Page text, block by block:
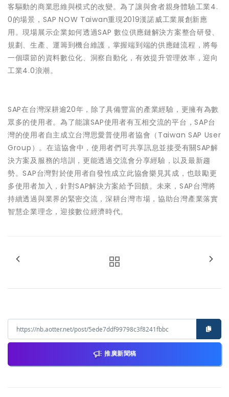
客驅動的商業思維與模式的改變。為了讓與會者親身體驗工業4.
0的場景，SAP NOW Taiwan重現2019漢諾威工業展創新應
用。現場展示企業如何透過SAP 數位供應鏈解決方案整合研發、
規劃、生產、運籌到機台維護，掌握端到端的供應鏈流程，將每
一個環節的資料數位化、洞察自動化，有效提升管理效率，迎向
工業4.0浪潮。
SAP在台灣深耕逾20年，除了具備豐富的產業經驗，更擁有為數
眾多的使用者。為了能讓SAP使用者有互相交流的平台，SAP台
灣的使用者自主成立台灣思愛普使用者協會（Taiwan SAP User
Group）。在這協會中，使用者們可共享訊息並接受有關SAP解
決方案及服務的培訓，更能透過交流會分享經驗，以及最新趨
勢。SAP台灣對於使用者自發性成立此協會樂見其成，也鼓勵更
多使用者加入，針對SAP解決方案給予回饋。未來，SAP台灣將
持續透過與業界的緊密交流，深耕台灣市場，協助台灣產業落實
智慧企業理念，迎接數位經濟時代。
推廣新聞稿